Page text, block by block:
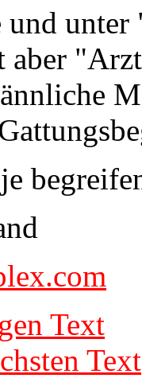
und
aber
Text
Text